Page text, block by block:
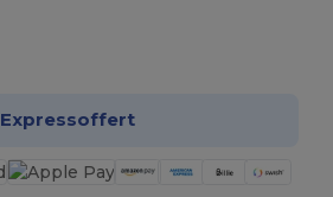
Expressoffert